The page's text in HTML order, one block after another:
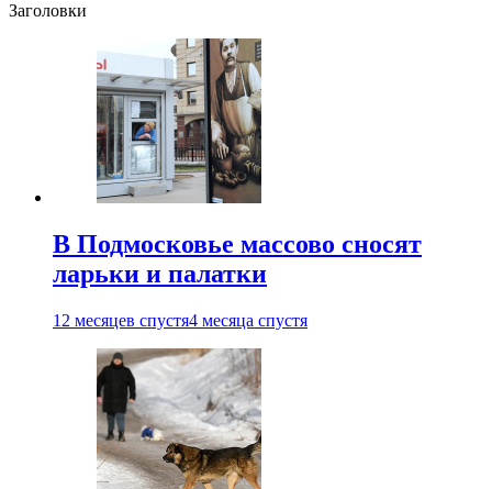
Заголовки
В Подмосковье массово сносят
ларьки и палатки
12 месяцев спустя4 месяца спустя